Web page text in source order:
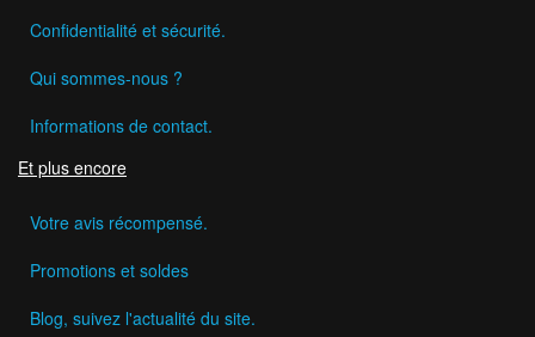
Confidentialité et sécurité.
Qui sommes-nous ?
Informations de contact.
Et plus encore
Votre avis récompensé.
Promotions et soldes
Blog, suivez l'actualité du site.